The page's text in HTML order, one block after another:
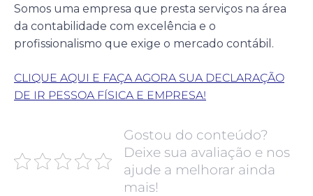
Somos uma empresa que presta serviços na área
da contabilidade com excelência e o
profissionalismo que exige o mercado contábil.
CLIQUE AQUI E FAÇA AGORA SUA DECLARAÇÃO
DE IR PESSOA FÍSICA E EMPRESA!
Gostou do conteúdo?
Deixe sua avaliação e nos
ajude a melhorar ainda
mais!